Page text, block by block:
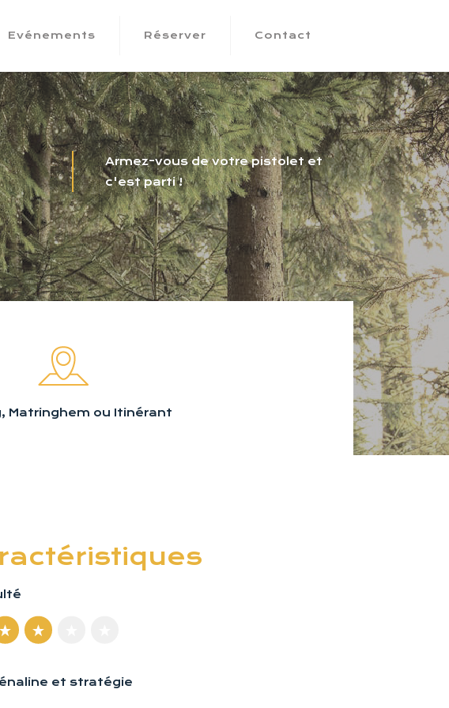
Evénements Réserver Contact
Armez-vous de votre pistolet et
c'est parti !
Matringhem ou Itinérant
et stratégie